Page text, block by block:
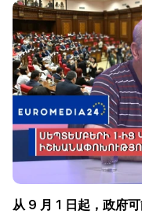
从 9 月 1 日起，政府